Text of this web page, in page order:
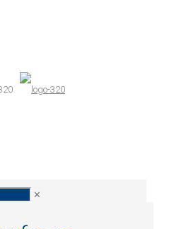
✕